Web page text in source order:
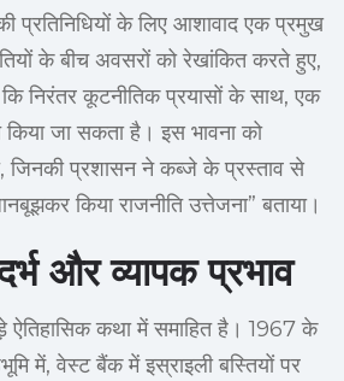
प्रतिनिधियों के लिए आशावाद एक प्रमुख
के बीच अवसरों को रेखांकित करते हुए,
निरंतर कूटनीतिक प्रयासों के साथ, एक
किया जा सकता है। इस भावना को
जिनकी प्रशासन ने कब्जे के प्रस्ताव से
किया राजनीति उत्तेजना” बताया।
और व्यापक प्रभाव
ऐतिहासिक कथा में समाहित है। 1967 के
में, वेस्ट बैंक में इस्राइली बस्तियों पर